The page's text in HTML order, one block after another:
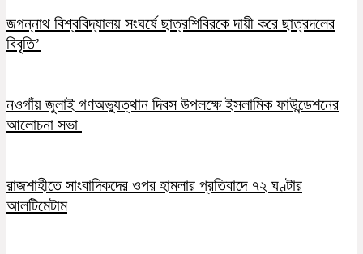
জগন্নাথ বিশ্ববিদ্যালয় সংঘর্ষে ছাত্রশিবিরকে দায়ী করে ছাত্রদলের
বিবৃতি’
নওগাঁয় জুলাই গণঅভ্যুত্থান দিবস উপলক্ষে ইসলামিক ফাউন্ডেশনের
আলোচনা সভা
রাজশাহীতে সাংবাদিকদের ওপর হামলার প্রতিবাদে ৭২ ঘণ্টার
আলটিমেটাম